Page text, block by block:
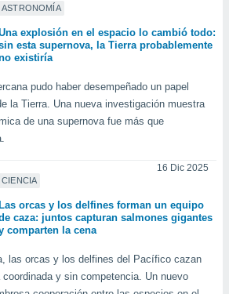
ASTRONOMÍA
explosión en el espacio lo cambió todo:
esta supernova, la Tierra probablemente
existiría
pudo haber desempeñado un papel
la Tierra. Una nueva investigación muestra
de una supernova fue más que
CIENCIA
16 Dic 2025
Las orcas y los delfines forman un equipo
caza: juntos capturan salmones gigantes
comparten la cena
las orcas y los delfines del Pacífico cazan
y sin competencia. Un nuevo